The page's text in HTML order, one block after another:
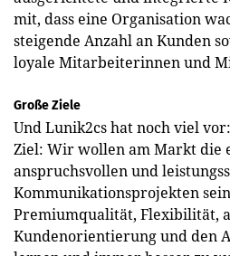
mit, dass eine Organisation
steigende Anzahl an Kunden
loyale Mitarbeiterinnen und
Große Ziele
Und Lunik2cs hat noch viel
Ziel: Wir wollen am Markt die
anspruchsvollen und
Kommunikationsprojekten
Premiumqualität, Flexibilität,
Kundenorientierung und den